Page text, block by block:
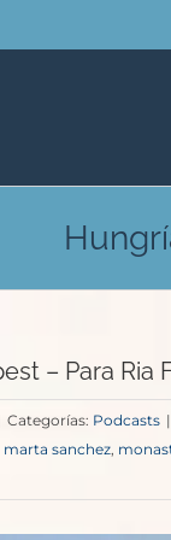
– Para Ria
Categorías: Podcasts |
marta sanchez,